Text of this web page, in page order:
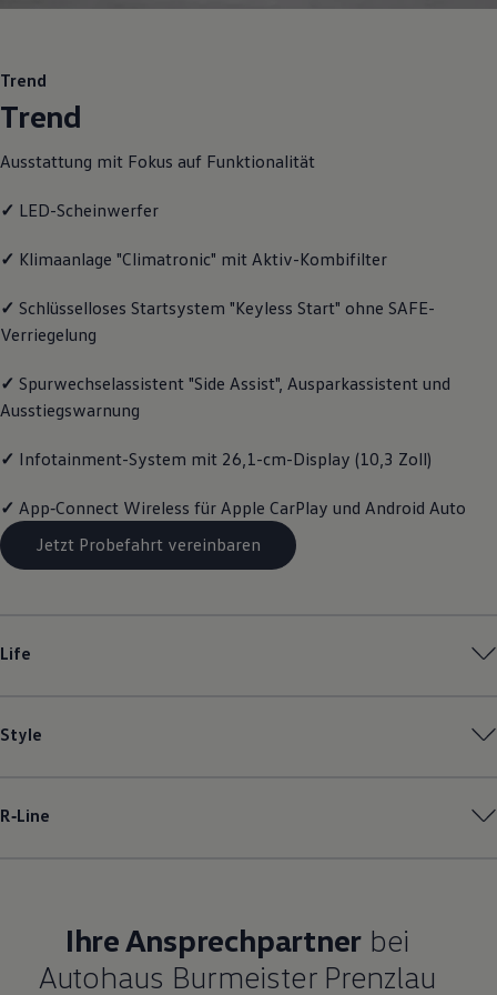
Schutz und Pflege
Individualisieren
Digitale Extras
Volkswagen Apps, Login und Shop
Handy und Fahrzeug verbinden
Vorgängermodelle
Kundeninformationen
Volkswagen Kundenbetreuung
Assistenzsysteme
Live Beratung
Magazin
Lifestyle
Transport
Familie
Trend
Trend
Ausstattung mit Fokus auf Funktionalität
✓ LED-Scheinwerfer
✓ Klimaanlage "Climatronic" mit Aktiv-Kombifilter
✓ Schlüsselloses Startsystem "Keyless Start" ohne SAFE-
Verriegelung
✓ Spurwechselassistent "Side Assist", Ausparkassistent und
Ausstiegswarnung
✓ Infotainment-System mit 26,1-cm-Display (10,3 Zoll)
✓ App‑Connect Wireless für Apple CarPlay und Android Auto
Jetzt Probefahrt vereinbaren
Life
Style
R‑Line
Ihre Ansprechpartner bei
Autohaus Burmeister Prenzlau